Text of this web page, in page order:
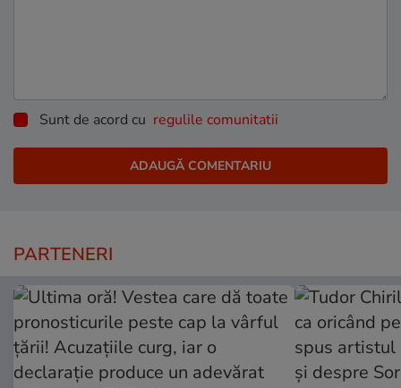
Sunt de acord cu regulile comunitatii
PARTENERI